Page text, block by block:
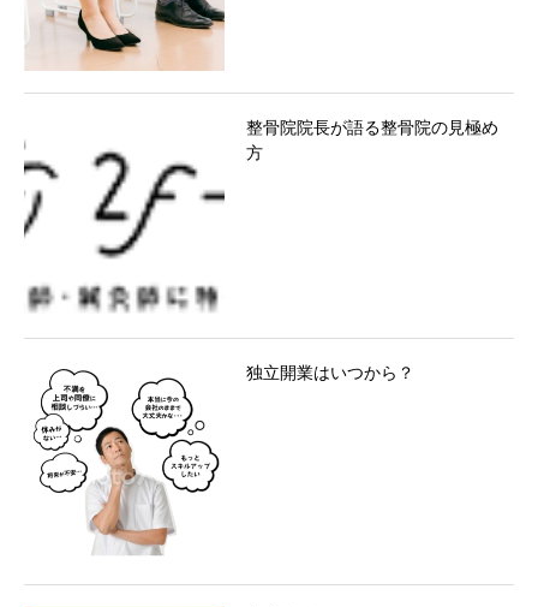
整骨院院長が語る整骨院の見極め
方
独立開業はいつから？